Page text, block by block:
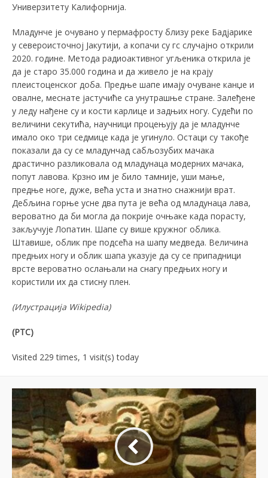
Универзитету Калифорнија.
Младунче је очувано у пермафросту близу реке Бадјарике
у североисточној Јакутији, а копачи су гс случајно открили
2020. године. Метода радиоактивног угљеника открила је
да је старо 35.000 година и да живело је на крају
плеистоценског доба. Предње шапе имају очуване канџе и
овалне, меснате јастучиће са унутрашње стране. Залеђене
у леду нађене су и кости карлице и задњих ногу. Судећи по
величини секутића, научници процењују да је младунче
имало око три седмице када је угинуло. Остаци су такође
показали да су се младунчад сабљозубих мачака
драстично разликовала од младунаца модерних мачака,
попут лавова. Крзно им је било тамније, уши мање,
предње ноге, дуже, већа уста и знатно снажнији врат.
Дебљина горње усне два пута је већа од младунаца лава,
вероватно да би могла да покрије очњаке када порасту,
закључује Лопатин. Шапе су више кружног облика.
Штавише, облик пре подсећа на шапу медведа. Величина
предњих ногу и облик шапа указује да су се припадници
врсте вероватно ослањали на снагу предњих ногу и
користили их да стисну плен.
(Илустрација Wikipedia)
(РТС)
Visited 229 times, 1 visit(s) today